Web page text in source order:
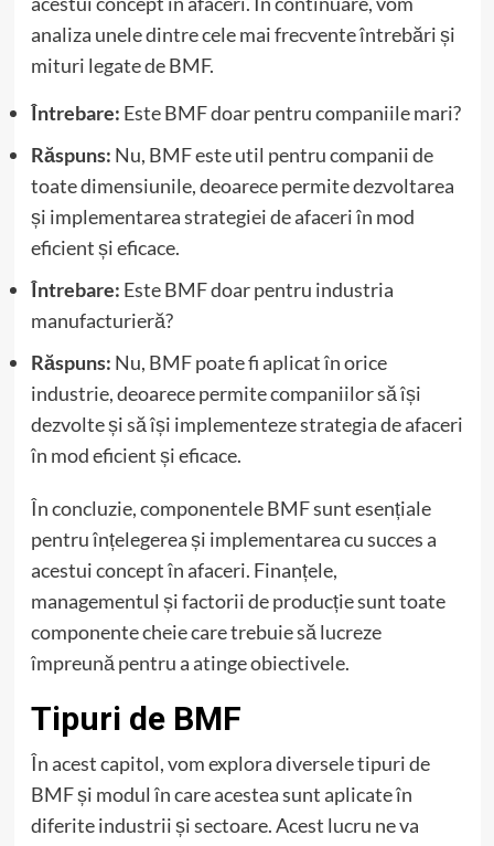
analiza unele dintre cele mai frecvente întrebări și
mituri legate de BMF.
Întrebare: Este BMF doar pentru companiile mari?
Răspuns: Nu, BMF este util pentru companii de
toate dimensiunile, deoarece permite dezvoltarea
și implementarea strategiei de afaceri în mod
eficient și eficace.
Întrebare: Este BMF doar pentru industria
manufacturieră?
Răspuns: Nu, BMF poate fi aplicat în orice
industrie, deoarece permite companiilor să își
dezvolte și să își implementeze strategia de afaceri
în mod eficient și eficace.
În concluzie, componentele BMF sunt esențiale
pentru înțelegerea și implementarea cu succes a
acestui concept în afaceri. Finanțele,
managementul și factorii de producție sunt toate
componente cheie care trebuie să lucreze
împreună pentru a atinge obiectivele.
Tipuri de BMF
În acest capitol, vom explora diversele tipuri de
BMF și modul în care acestea sunt aplicate în
diferite industrii și sectoare. Acest lucru ne va